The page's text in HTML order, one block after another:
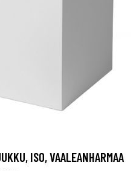
ISO, VAALEANHARMAA